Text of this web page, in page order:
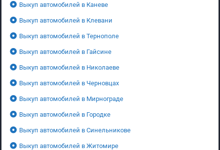
Выкуп автомобилей в Каневе
Выкуп автомобилей в Клевани
Выкуп автомобилей в Тернополе
Выкуп автомобилей в Гайсине
Выкуп автомобилей в Николаеве
Выкуп автомобилей в Черновцах
Выкуп автомобилей в Мирнограде
Выкуп автомобилей в Городке
Выкуп автомобилей в Синельникове
Выкуп автомобилей в Житомире